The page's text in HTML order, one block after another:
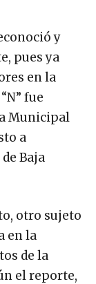
y
pues ya
en la
fue
Municipal
a
Baja
otro sujeto
en la
de la
el reporte,